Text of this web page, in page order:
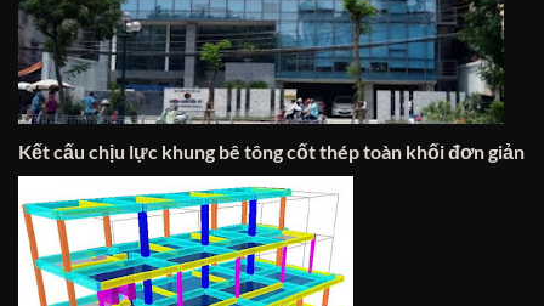
Kết cấu chịu lực khung bê tông cốt thép toàn khối đơn giản